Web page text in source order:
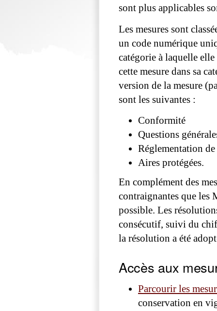
sont plus applicables
Les mesures sont
un code numérique
catégorie à laquelle
cette mesure dans sa
version de la mesure
sont les suivantes :
Conformité
Questions
Réglementation de
Aires protégées.
En complément des
contraignantes que les
possible. Les
consécutif, suivi du
la résolution a été
Accès aux
Parcourir les
conservation en